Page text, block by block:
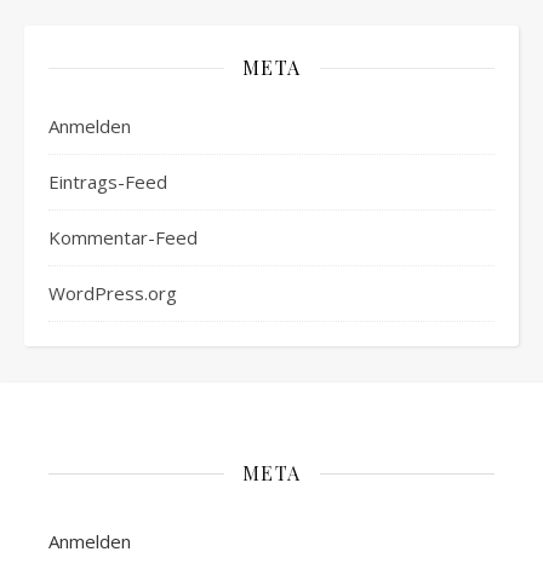
META
Anmelden
Eintrags-Feed
Kommentar-Feed
WordPress.org
META
Anmelden